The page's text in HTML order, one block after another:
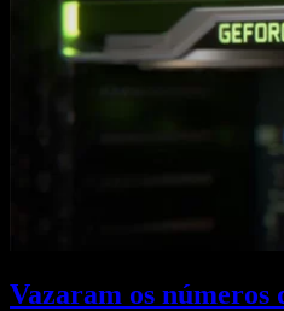
Vazaram os números